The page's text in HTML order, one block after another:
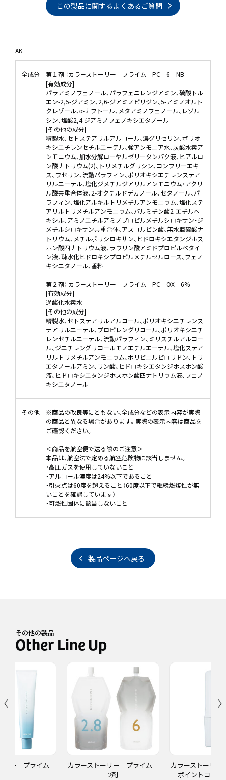
この製品に関するよくあるご質問
AK
全成分
第１剤 ：カラーストーリー プライム PC 6 NB
[有効成分]
パラアミノフェノール、パラフェニレンジアミン、硫酸トル
エン-2,5-ジアミン、2,6-ジアミノピリジン、5-アミノオルト
クレゾール、α-ナフトール、メタアミノフェノール、レゾル
シン、塩酸2,4-ジアミノフェノキシエタノール
[その他の成分]
精製水、セトステアリルアルコール、濃グリセリン、ポリオ
キシエチレンセチルエーテル、強アンモニア水、炭酸水素ア
ンモニウム、加水分解ローヤルゼリータンパク液、ヒアルロ
ン酸ナトリウム(2)、トリメチルグリシン、コンフリーエキ
ス、ワセリン、流動パラフィン、ポリオキシエチレンステア
リルエーテル、塩化ジメチルジアリルアンモニウム・アクリ
ル酸共重合体液、2-オクチルドデカノール、セタノール、パ
ラフィン、塩化アルキルトリメチルアンモニウム、塩化ステ
アリルトリメチルアンモニウム、パルミチン酸2-エチルヘ
キシル、アミノエチルアミノプロピルメチルシロキサン・ジ
メチルシロキサン共重合体、アスコルビン酸、無水亜硫酸ナ
トリウム、メチルポリシロキサン、ヒドロキシエタンジホス
ホン酸四ナトリウム液、ラウリン酸アミドプロピルベタイ
ン液、疎水化ヒドロキシプロピルメチルセルロース、フェノ
キシエタノール、香料
第２剤： カラーストーリー プライム PC OX 6%
[有効成分]
過酸化水素水
[その他の成分]
精製水、セトステアリルアルコール、ポリオキシエチレンス
テアリルエーテル、プロピレングリコール、ポリオキシエチ
レンセチルエーテル、流動パラフィン、ミリスチルアルコー
ル、ジエチレングリコールモノエチルエーテル､塩化ステア
リルトリメチルアンモニウム､ポリビニルピロリドン､トリ
エタノールアミン､リン酸､ヒドロキシエタンジホスホン酸
液､ヒドロキシエタンジホスホン酸四ナトリウム液､フェノ
キシエタノール
その他
※商品の改良等にともない、全成分などの表示内容が実際
の商品と異なる場合があります。実際の表示内容は商品を
ご確認ください。
＜商品を航空便で送る際のご注意＞
本品は、航空法で定める航空危険物に該当しません。
・高圧ガスを使用していないこと
・アルコール濃度は24%以下であること
・引火点は60度を超えること（60度以下で継続燃焼性が無
いことを確認しています）
・可燃性固体に該当しないこと
製品ページへ戻る
その他の製品
リー プライム
カラーストーリー プライム
2剤
カラーストーリ
ポイントコンシ